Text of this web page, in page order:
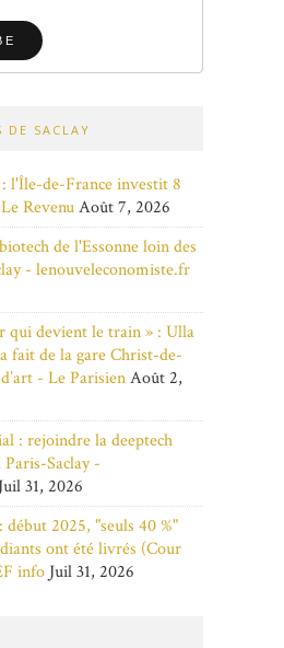
DE SACLAY
l'Île-de-France investit 8
RevenuAoût 7, 2026
de l'Essonne loin des
- lenouveleconomiste.fr
qui devient le train » : Ulla
fait de la gare Christ-de-
- Le ParisienAoût 2,
: rejoindre la deeptech
Saclay -
Juil 31, 2026
début 2025, "seuls 40 %"
ont été livrés (Cour
info Juil 31, 2026